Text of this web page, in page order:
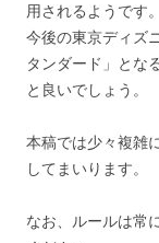
用されるようです。
今後の東京ディズ
タンダード」とな
と良いでしょう。
本稿では少々複雑
してまいります。
なお、ルールは常